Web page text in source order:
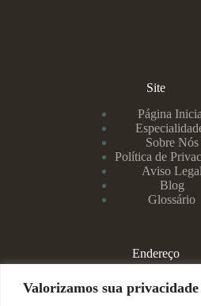
Valorizamos sua privacidade
Site
Página
Sobre Nós
Política de
Aviso Legal
Blog
Glossário
Endereço
Rua Rei Alberto, 108 / 705 - Centro